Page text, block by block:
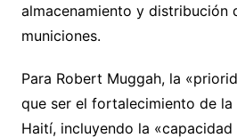
almacenamiento y distribución
municiones.
Para Robert Muggah, la
que ser el fortalecimiento de
Haití, incluyendo la